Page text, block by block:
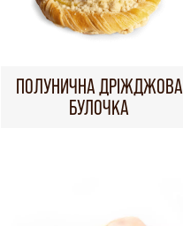
ПОЛУНИЧНА ДРІЖДЖОВА
БУЛОЧКА